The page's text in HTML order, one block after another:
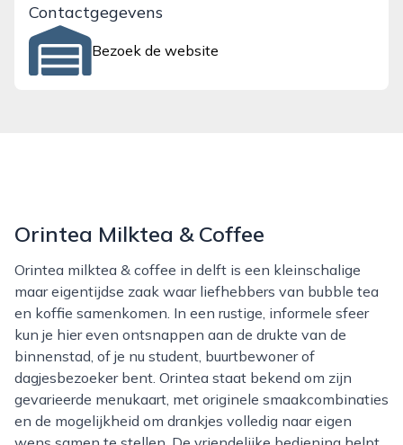
Contactgegevens
Bezoek de website
Orintea Milktea & Coffee
Orintea milktea & coffee in delft is een kleinschalige
maar eigentijdse zaak waar liefhebbers van bubble tea
en koffie samenkomen. In een rustige, informele sfeer
kun je hier even ontsnappen aan de drukte van de
binnenstad, of je nu student, buurtbewoner of
dagjesbezoeker bent. Orintea staat bekend om zijn
gevarieerde menukaart, met originele smaakcombinaties
en de mogelijkheid om drankjes volledig naar eigen